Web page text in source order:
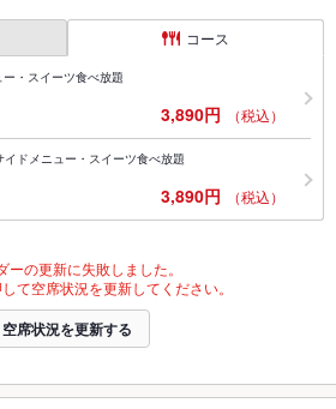
コース
・スイーツ食べ放題
3,890円 （税込）
イドメニュー・スイーツ食べ放題
3,890円 （税込）
ーの更新に失敗しました。
て空席状況を更新してください。
空席状況を更新する